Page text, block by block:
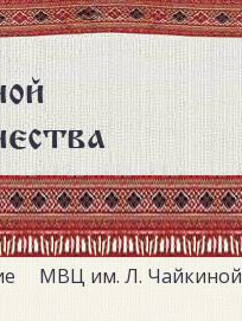
МВЦ им. Л. Чайкиной